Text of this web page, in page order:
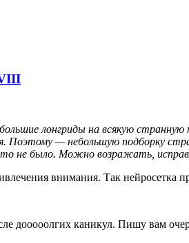
лонгриды на всякую странную
— небольшую подборку
не было. Можно возражать,
внимания. Так нейросетка
дооооолгих каникул. Пишу вам